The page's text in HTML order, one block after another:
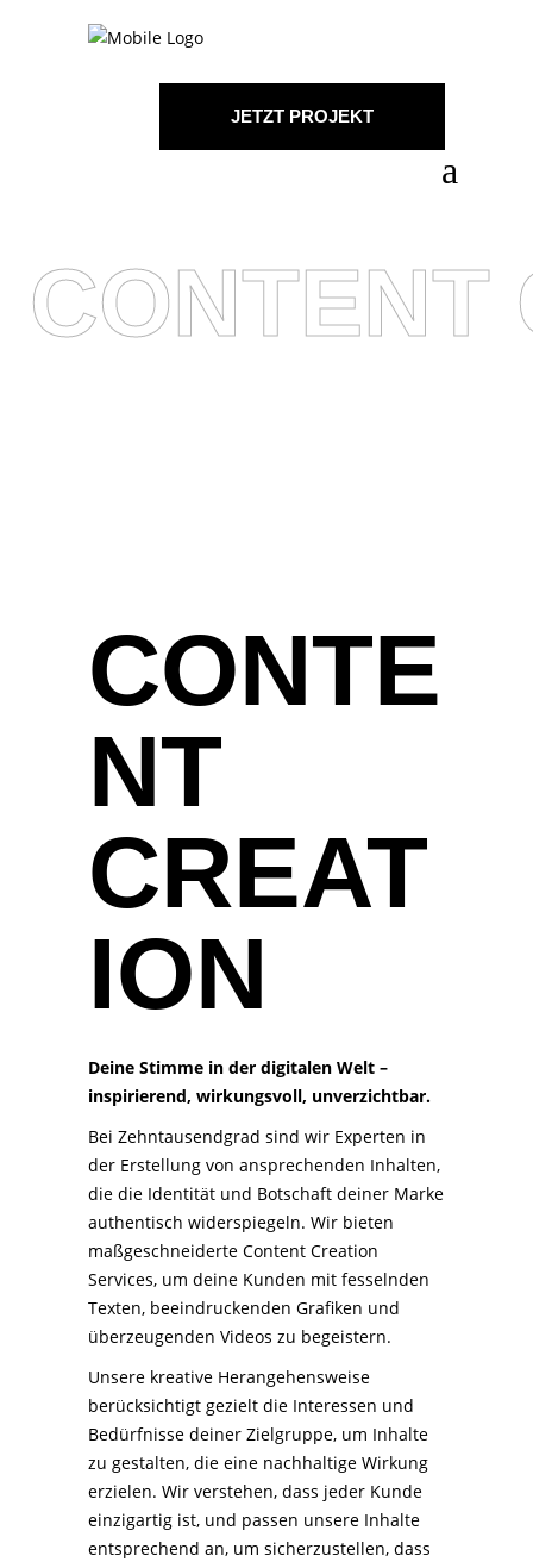
JETZT PROJEKT
CONTENT
CONTE
NT
CREAT
ION
Deine Stimme in der digitalen Welt –
inspirierend, wirkungsvoll, unverzichtbar.
Bei Zehntausendgrad sind wir Experten in
der Erstellung von ansprechenden Inhalten,
die die Identität und Botschaft deiner Marke
authentisch widerspiegeln. Wir bieten
maßgeschneiderte Content Creation
Services, um deine Kunden mit fesselnden
Texten, beeindruckenden Grafiken und
überzeugenden Videos zu begeistern.
Unsere kreative Herangehensweise
berücksichtigt gezielt die Interessen und
Bedürfnisse deiner Zielgruppe, um Inhalte
zu gestalten, die eine nachhaltige Wirkung
erzielen. Wir verstehen, dass jeder Kunde
einzigartig ist, und passen unsere Inhalte
entsprechend an, um sicherzustellen, dass